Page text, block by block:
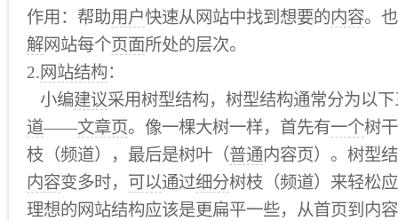
作用：帮助用户快速从网站中找到想要的内容。
解网站每个页面所处的层次。
2.网站结构：
小编建议采用树型结构，树型结构通常分为以
道——文章页。像一棵大树一样，首先有一个树
枝（频道），最后是树叶（普通内容页）。树型
内容变多时， 可以通过细分树枝（频道）来轻松
理想的网站结构应该是更扁平一些，从首页到内